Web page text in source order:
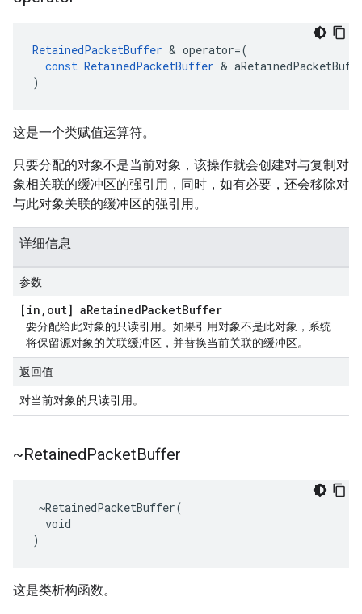
RetainedPacketBuffer & operator=(
const RetainedPacketBuffer &
)
这是一个类赋值运算符。
只要分配的对象不是当前对象，该操作就会创建对与复制对
象相关联的缓冲区的强引用，同时，如有必要，还会移除对
与此对象关联的缓冲区的强引用。
详细信息
参数
[in , out] aRetainedPacketBuffer
要分配给此对象的只读引用。如果引用对象不是此对象，系统
将保留源对象的关联缓冲区，并替换当前关联的缓冲区。
返回值
对当前对象的只读引用。
~RetainedPacketBuffer
~RetainedPacketBuffer(
  void
)
这是类析构函数。